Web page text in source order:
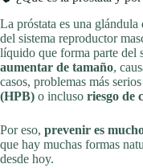
La próstata es una
del sistema reproductor
líquido que forma parte del
aumentar de tamaño,
casos, problemas más
(HPB) o incluso riesgo de
Por eso, prevenir es
que hay muchas formas
desde hoy.